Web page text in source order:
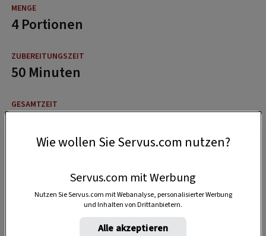
4 Portionen
50 Minuten
Wie wollen Sie Servus.com nutzen?
Servus.com mit Werbung
Nutzen Sie Servus.com mit Webanalyse, personalisierter Werbung
und Inhalten von Drittanbietern.
Alle akzeptieren